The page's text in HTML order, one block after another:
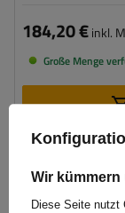
184,20 €inkl.
Große Menge
Wir
Diese Seite nutzt